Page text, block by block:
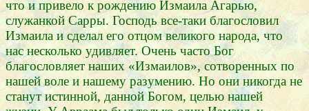
что и привело к рождению Измаила Агарью,
служанкой Сарры. Господь все-таки благословил
Измаила и сделал его отцом великого народа, что
нас несколько удивляет. Очень часто Бог
благословляет наших «Измаилов», сотворенных по
нашей воле и нашему разумению. Но они никогда не
станут истинной, данной Богом, целью нашей